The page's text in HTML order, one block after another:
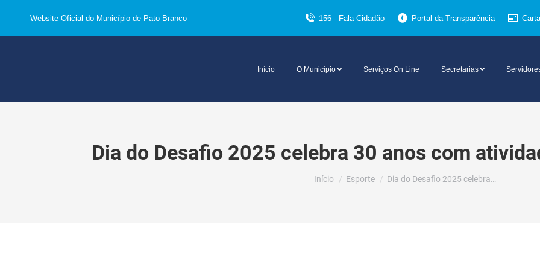
Website Oficial do Município de Pato Branco 156 - Fala Cidadão Portal da Transparência
Início O Município Serviços On Line Secretarias
Dia do Desafio 2025 celebra 30 anos com
Você está aqui:
Início Esporte Dia do Desafio 2025 celebra…